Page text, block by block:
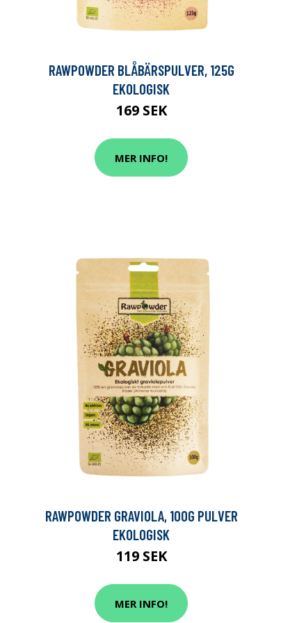
RAWPOWDER BLÅBÄRSPULVER, 125G
EKOLOGISK
169 SEK
MER INFO!
RAWPOWDER GRAVIOLA, 100G PULVER
EKOLOGISK
119 SEK
MER INFO!